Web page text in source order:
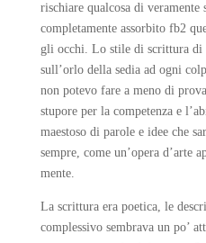
rischiare qualcosa di
completamente assorbito fb2
gli occhi. Lo stile di scrittura di
sull’orlo della sedia ad ogni
non potevo fare a meno di
stupore per la competenza e
maestoso di parole e idee che
sempre, come un’opera d’arte
mente.
La scrittura era poetica, le
complessivo sembrava un po’